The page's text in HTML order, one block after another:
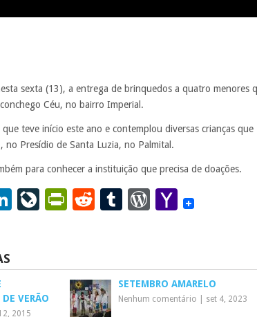
sexta (13), a entrega de brinquedos a quatro menores
Céu, no bairro Imperial.
teve início este ano e contemplou diversas crianças que
Presídio de Santa Luzia, no Palmital.
para conhecer a instituição que precisa de doações.
LinkedIn
LiveJournal
PrintFriendly
RedditTumblr
WordPress
Yahoo
VERÃO
2015
SETEMBRO AMARELO
Nenhum comentário set 4, 2023